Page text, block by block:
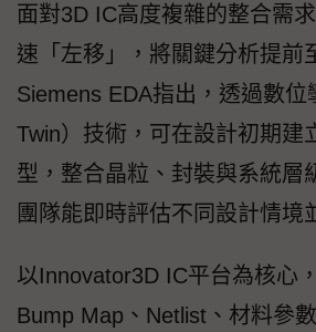
面對3D IC高度複雜的整合需
速「左移」，將關鍵分析提前
Siemens EDA指出，透過數位
Twin）技術，可在設計初期建
型，整合晶粒、封裝與系統層
團隊能即時評估不同設計情境
以Innovator3D IC平台為核心
Bump Map、Netlist、材料參